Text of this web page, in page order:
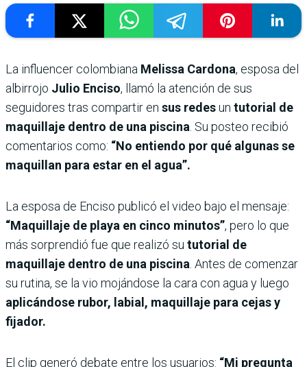
La influencer colombiana Melissa Cardona, esposa del
albirrojo Julio Enciso, llamó la atención de sus
seguidores tras compartir en sus redesun tutorial de
maquillaje dentro de una piscina . Su posteo recibió
comentarios como: “No entiendo por qué algunas se
maquillan para estar en el agua”.
La esposa de Enciso publicó el video bajo el mensaje:
“Maquillaje de playa en cinco minutos”, pero lo que
más sorprendió fue que realizó su tutorial de
maquillaje dentro de una piscina . Antes de comenzar
su rutina, se la vio mojándose la cara con agua y luego
aplicándose rubor, labial, maquillaje para cejas y
fijador.
El clip generó debate entre los usuarios: “Mi pregunta